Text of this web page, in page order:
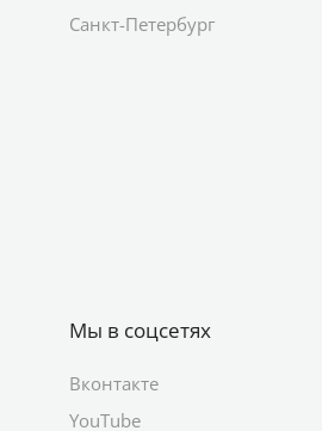
Санкт-Петербург
Мы в соцсетях
Вконтакте
YouTube